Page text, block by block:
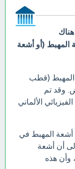
(أو أشعة
المهبط (قطب
وقد تم
في عام 1869 من قبل الفيزيائي الألماني
المهبط في
إلى أن أشعة
وأن هذه